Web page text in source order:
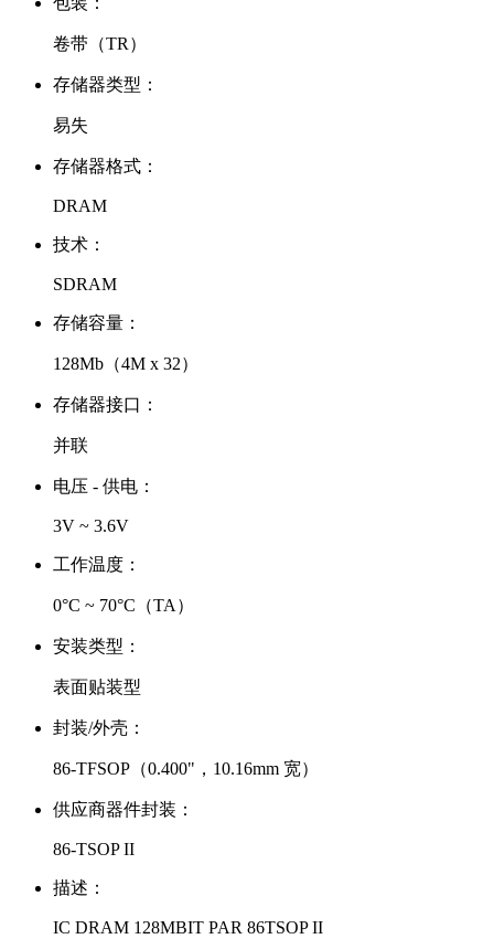
卷带（TR）
存储器类型：
易失
存储器格式：
DRAM
技术：
SDRAM
存储容量：
128Mb（4M x 32）
存储器接口：
并联
电压 - 供电：
3V ~ 3.6V
工作温度：
0°C ~ 70°C（TA）
安装类型：
表面贴装型
封装/外壳：
86-TFSOP（0.400"，10.16mm 宽）
供应商器件封装：
86-TSOP II
描述：
IC DRAM 128MBIT PAR 86TSOP II